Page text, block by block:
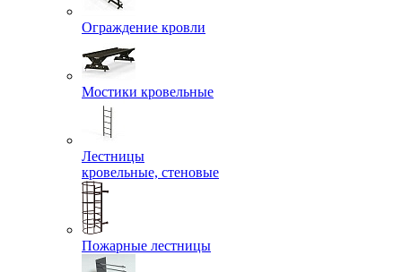
Ограждение кровли
Мостики кровельные
Лестницы
кровельные, стеновые
Пожарные лестницы